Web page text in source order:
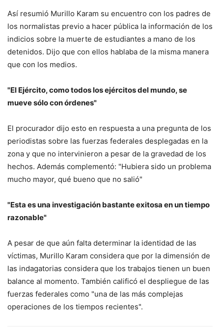
Así resumió Murillo Karam su encuentro con los padres de
los normalistas previo a hacer pública la información de los
indicios sobre la muerte de estudiantes a mano de los
detenidos. Dijo que con ellos hablaba de la misma manera
que con los medios.
"El Ejército, como todos los ejércitos del mundo, se
mueve sólo con órdenes"
El procurador dijo esto en respuesta a una pregunta de los
periodistas sobre las fuerzas federales desplegadas en la
zona y que no intervinieron a pesar de la gravedad de los
hechos. Además complementó: "Hubiera sido un problema
mucho mayor, qué bueno que no salió"
"Esta es una investigación bastante exitosa en un tiempo
razonable"
A pesar de que aún falta determinar la identidad de las
víctimas, Murillo Karam considera que por la dimensión de
las indagatorias considera que los trabajos tienen un buen
balance al momento. También calificó el despliegue de las
fuerzas federales como "una de las más complejas
operaciones de los tiempos recientes".